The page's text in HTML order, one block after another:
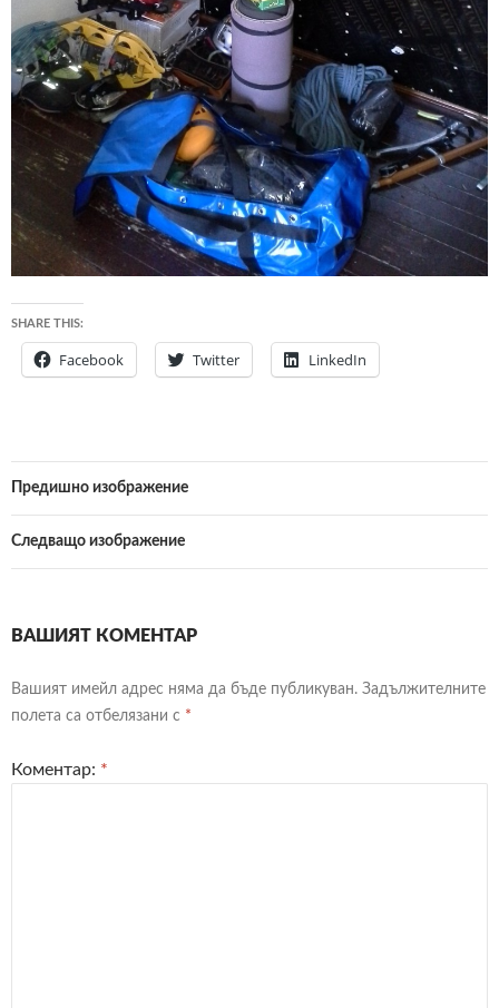
SHARE THIS:
Facebook Twitter LinkedIn
Предишно изображение
Следващо изображение
ВАШИЯТ КОМЕНТАР
Вашият имейл адрес няма да бъде публикуван. Задължителните
полета са отбелязани с *
Коментар: *